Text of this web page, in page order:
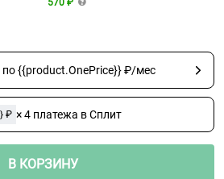
570 ₽
по {{product.OnePrice}} ₽/мес
₽ × 4 платежа в Сплит
В КОРЗИНУ